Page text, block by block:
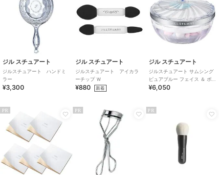
ジル スチュアート
ジルスチュアート ハンドミ
ラー
¥3,300
ジル スチュアート
ジルスチュアート アイカラ
ーチップ Ｗ
¥880 新着
ジル スチュアート
ジルスチュアート サムシング
ピュアブルー フェイス ＆ ボデ
ィパウダー Ｎ＜限定＞
¥6,050
PR PR PR